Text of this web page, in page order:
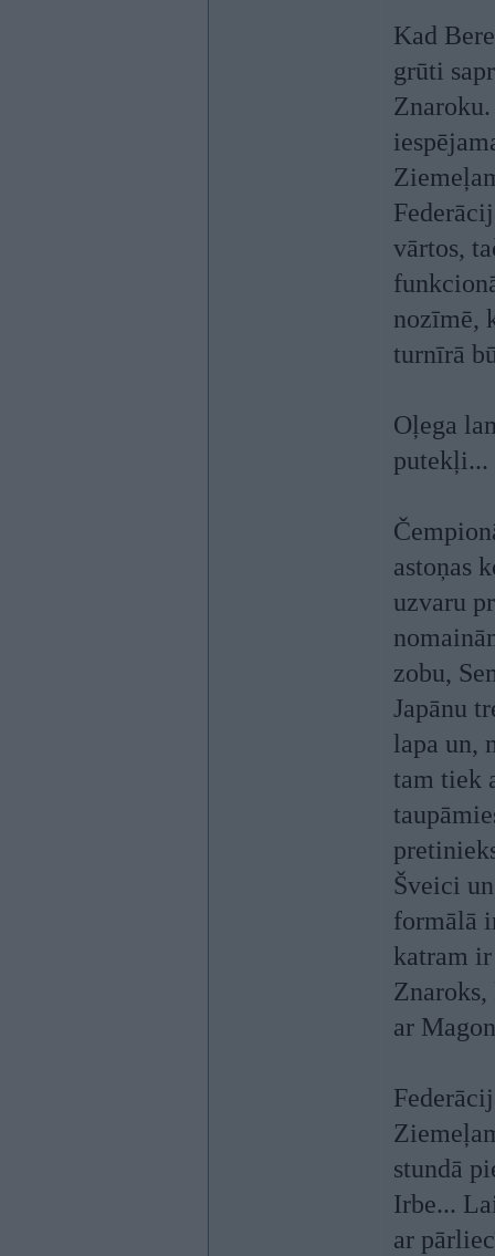
Kad
grūti
vārtos,
nozīmē,
turnīrā
Oļega
putekļi...
astoņas
uzvaru
zobu,
Japānu
lapa un,
tam tiek
Šveici
formālā
katram
ar
stundā
Irbe...
ar